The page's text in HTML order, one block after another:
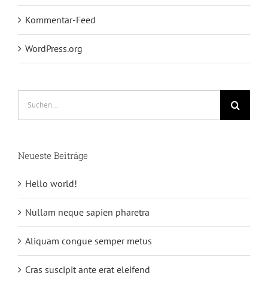
Kommentar-Feed
WordPress.org
Neueste Beiträge
Hello world!
Nullam neque sapien pharetra
Aliquam congue semper metus
Cras suscipit ante erat eleifend